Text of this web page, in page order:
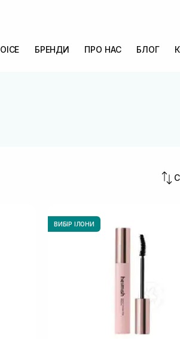
БРЕНДИ ПРО НАС БЛОГ
ВИБІР ІЛОНИ